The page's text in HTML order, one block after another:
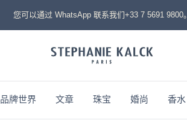
您可以通过 WhatsApp 联系我们+33 7 5691 9800。
STEPHANIE
品牌世界 文章 珠宝 婚尚 香水